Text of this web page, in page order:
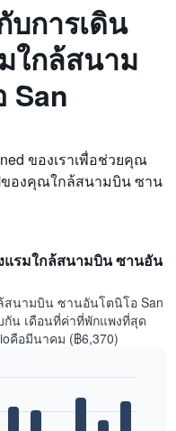
บการเดิน
ใกล้สนาม
San
ของเราเพื่อช่วยคุณ
องคุณใกล้สนามบิน ซาน
แรมใกล้สนามบิน ซานอัน
สนามบิน ซานอันโตนิโอ San
กัน เดือนที่ค่าที่พักแพงที่สุด
คือมีนาคม (฿6,370)